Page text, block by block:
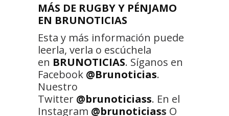
MÁS DE RUGBY Y PÉNJAMO
EN BRUNOTICIAS
Esta y más información puede
leerla, verla o escúchela
en BRUNOTICIAS. Síganos en
Facebook @Brunoticias.
Nuestro
Twitter @brunoticiass. En el
Instagram @brunoticiass O